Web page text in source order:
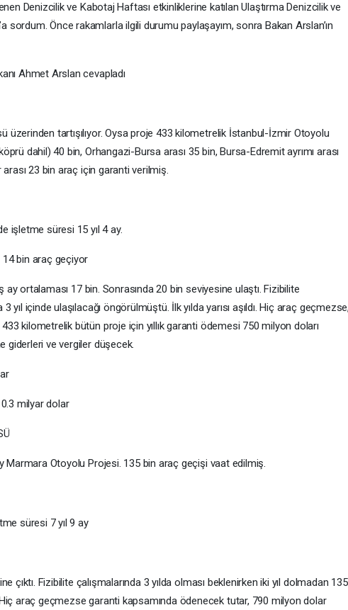
Denizcilik ve Kabotaj Haftası etkinliklerine katılan Ulaştırma Denizcilik ve
sordum. Önce rakamlarla ilgili durumu paylaşayım, sonra Bakan Arslan’ın
Ahmet Arslan cevapladı
tartışılıyor. Oysa proje 433 kilometrelik İstanbul-İzmir Otoyolu
dahil) 40 bin, Orhangazi-Bursa arası 35 bin, Bursa-Edremit ayrımı arası
23 bin araç için garanti verilmiş.
işletme süresi 15 yıl 4 ay.
14 bin araç geçiyor
ay ortalaması 17 bin. Sonrasında 20 bin seviyesine ulaştı. Fizibilite
yıl içinde ulaşılacağı öngörülmüştü. İlk yılda yarısı aşıldı. Hiç araç geçmezse,
kilometrelik bütün proje için yıllık garanti ödemesi 750 milyon doları
giderleri ve vergiler düşecek.
milyar dolar
Marmara Otoyolu Projesi. 135 bin araç geçişi vaat edilmiş.
süresi 7 yıl 9 ay
çıktı. Fizibilite çalışmalarında 3 yılda olması beklenirken iki yıl dolmadan 135
araç geçmezse garanti kapsamında ödenecek tutar, 790 milyon dolar